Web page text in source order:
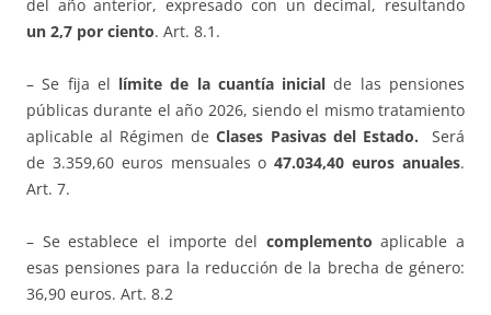
del año anterior, expresado con un decimal, resultando
un 2,7 por ciento. Art. 8.1.
– Se fija el límite de la cuantía inicial de las pensiones
públicas durante el año 2026, siendo el mismo tratamiento
aplicable al Régimen deClases Pasivas del Estado.Será
de 3.359,60 euros mensuales o47.034,40 euros anuales.
Art. 7.
– Se establece el importe del complemento aplicable a
esas pensiones para la reducción de la brecha de género:
36,90 euros. Art. 8.2